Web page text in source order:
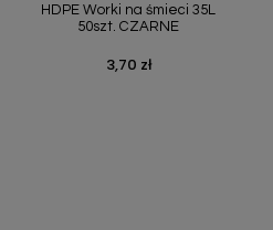
HDPE Worki na śmieci 35L
50szt. CZARNE
Cena
3,70 zł